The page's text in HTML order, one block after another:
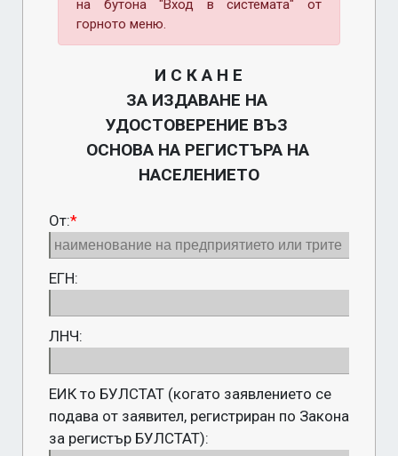
на бутона "Вход в системата" от
горното меню.
И С К А Н Е
ЗА ИЗДАВАНЕ НА
УДОСТОВЕРЕНИЕ ВЪЗ
ОСНОВА НА РЕГИСТЪРА НА
НАСЕЛЕНИЕТО
От:*
ЕГН:
ЛНЧ:
ЕИК то БУЛСТАТ (когато заявлението се
подава от заявител, регистриран по Закона
за регистър БУЛСТАТ):